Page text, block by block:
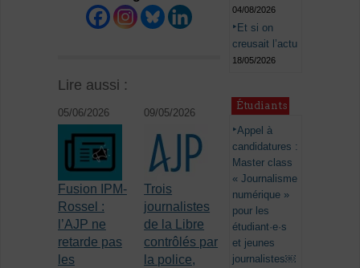
Lire aussi :
05/06/2026
Fusion IPM-
Rossel :
l’AJP ne
retarde pas
les
09/05/2026
Trois
journalistes
de la Libre
contrôlés par
la police,
04/08/2026
Et si on
creusait l’actu
18/05/2026
Étudiants
Appel à
candidatures :
Master class
« Journalisme
numérique »
pour les
étudiant·e·s
et jeunes
journalistes￼